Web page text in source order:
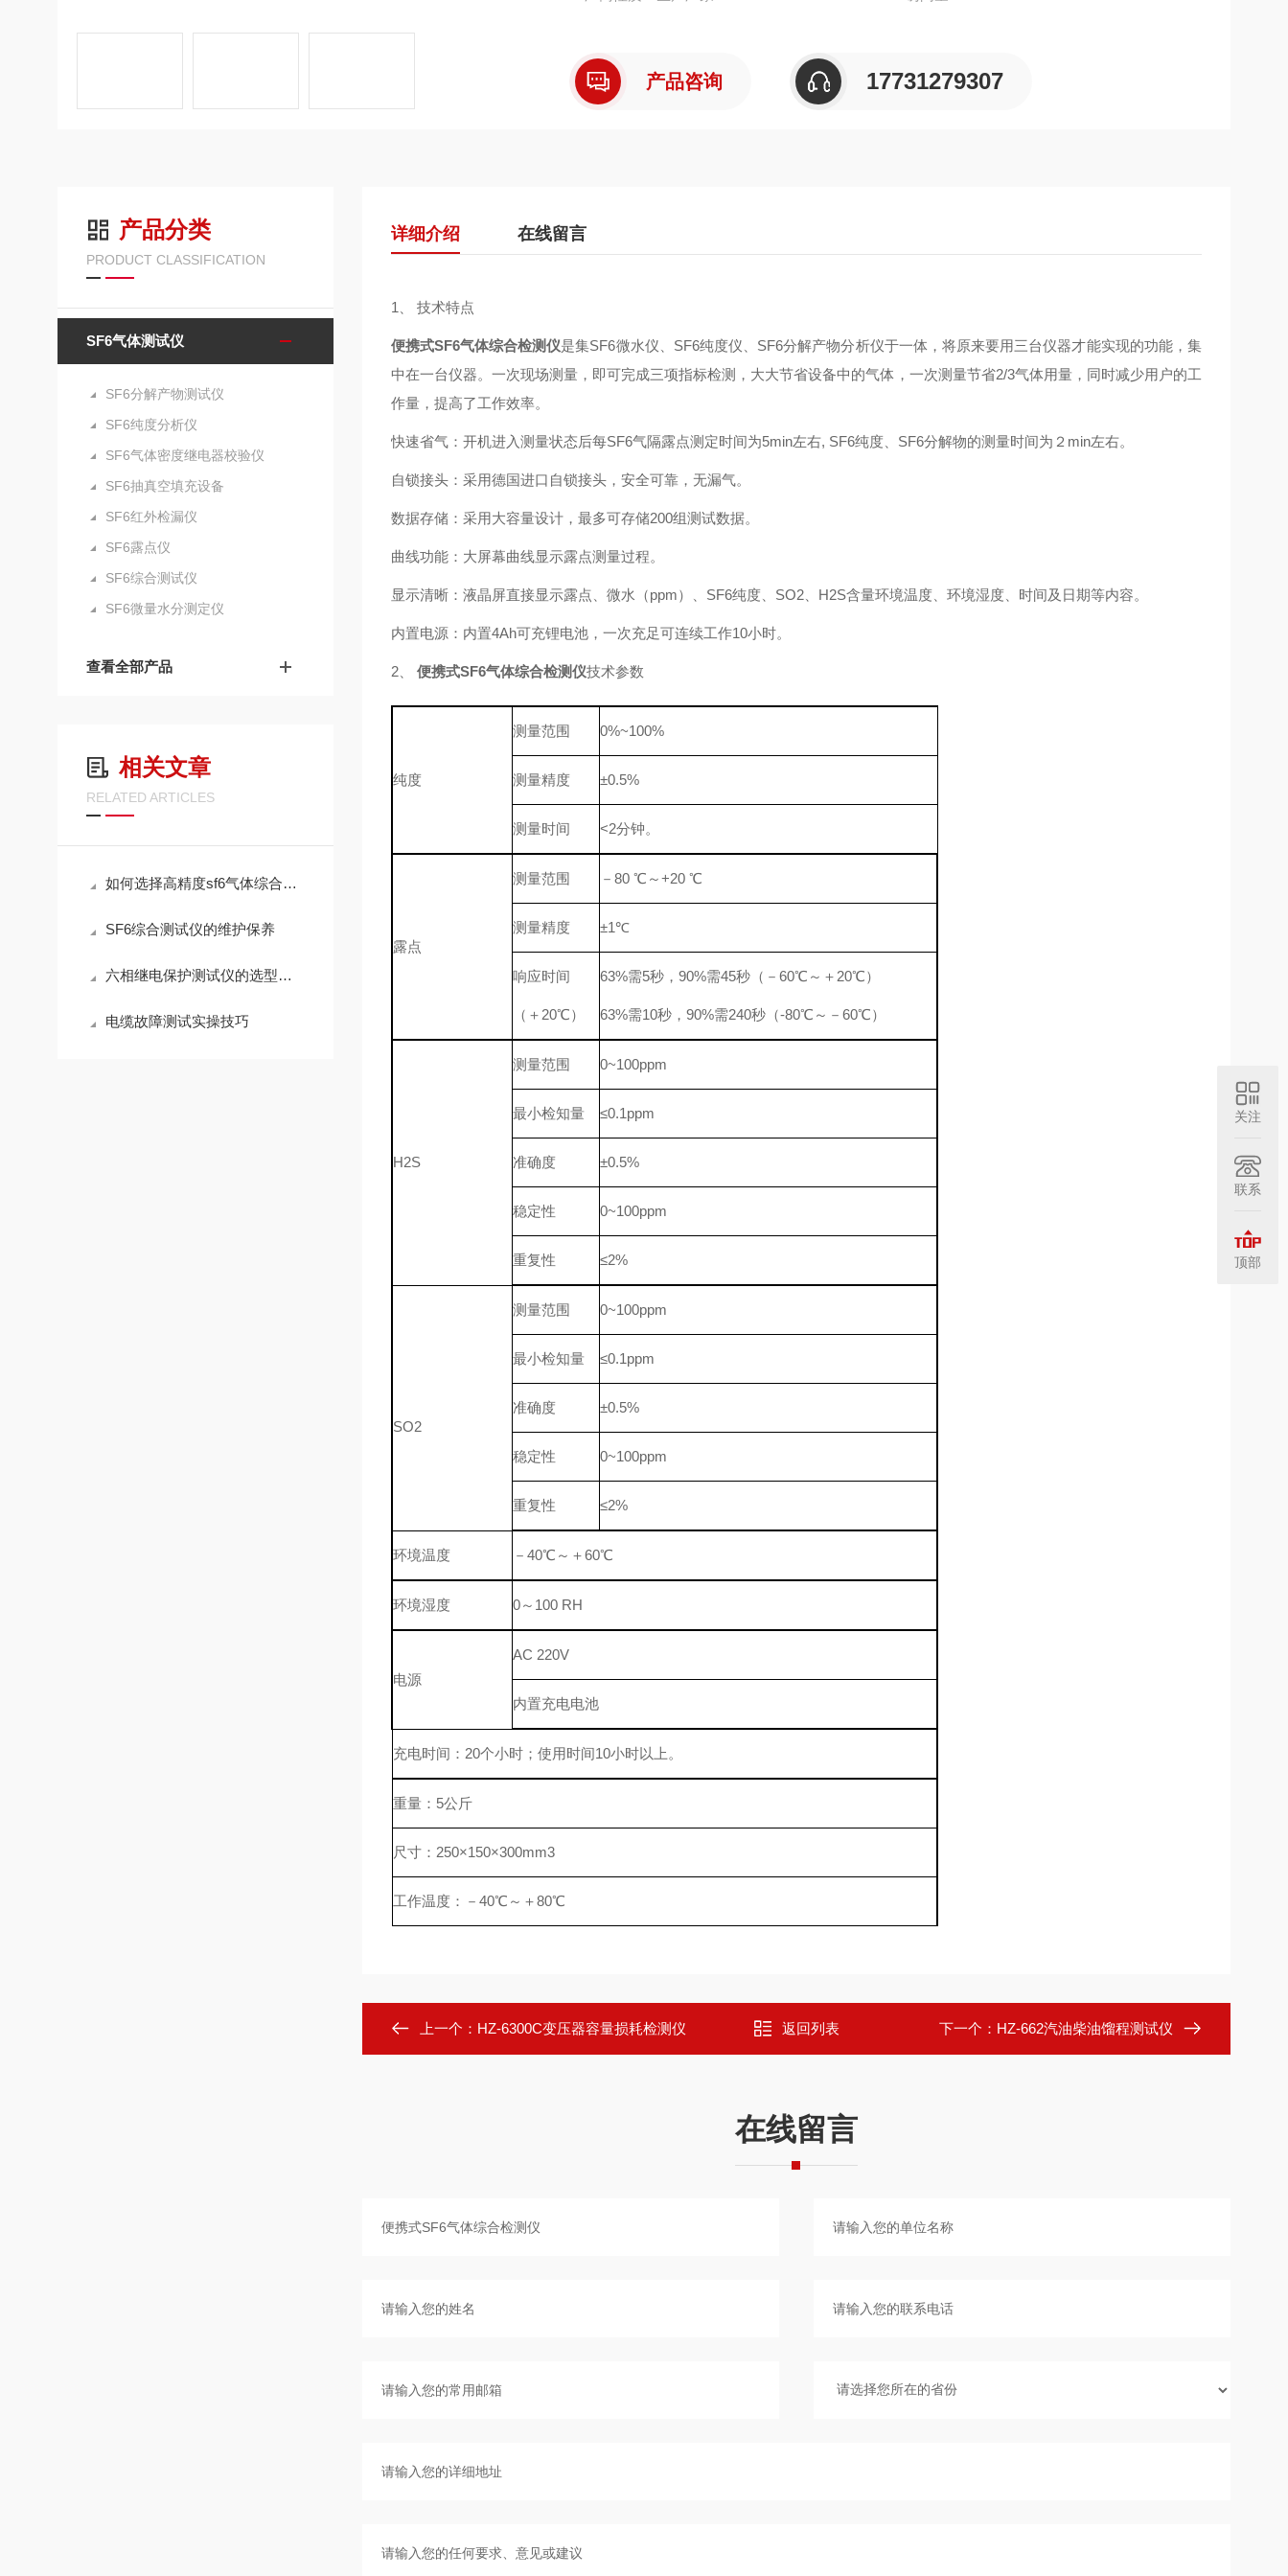
产品咨询 17731279307
产品分类
PRODUCT CLASSIFICATION
SF6气体测试仪
SF6分解产物测试仪
SF6纯度分析仪
SF6气体密度继电器校验仪
SF6抽真空填充设备
SF6红外检漏仪
SF6露点仪
SF6综合测试仪
SF6微量水分测定仪
查看全部产品
相关文章
RELATED ARTICLES
如何选择高精度sf6气体综合测试仪？关键传感器与校准技术分析
SF6综合测试仪的维护保养
六相继电保护测试仪的选型指南
电缆故障测试实操技巧
详细介绍 在线留言
1、 技术特点
便携式SF6气体综合检测仪是集SF6微水仪、SF6纯度仪、SF6分解产物分析仪于一体，将原来要用三台仪器才能实现的功能，集
中在一台仪器。一次现场测量，即可完成三项指标检测，大大节省设备中的气体，一次测量节省2/3气体用量，同时减少用户的工
作量，提高了工作效率。
快速省气：开机进入测量状态后每SF6气隔露点测定时间为5min左右, SF6纯度、SF6分解物的测量时间为２min左右。
自锁接头：采用德国进口自锁接头，安全可靠，无漏气。
数据存储：采用大容量设计，最多可存储200组测试数据。
曲线功能：大屏幕曲线显示露点测量过程。
显示清晰：液晶屏直接显示露点、微水（ppm）、SF6纯度、SO2、H2S含量环境温度、环境湿度、时间及日期等内容。
内置电源：内置4Ah可充锂电池，一次充足可连续工作10小时。
2、 便携式SF6气体综合检测仪技术参数
纯度
测量范围 0%~100%
测量精度 ±0.5%
测量时间 <2分钟。
露点
测量范围 －80 ℃～+20 ℃
测量精度 ±1℃
响应时间
（＋20℃）
63%需5秒，90%需45秒（－60℃～＋20℃）
63%需10秒，90%需240秒（-80℃～－60℃）
H2S
测量范围 0~100ppm
最小检知量 ≤0.1ppm
准确度 ±0.5%
稳定性 0~100ppm
重复性 ≤2%
SO2
测量范围 0~100ppm
最小检知量 ≤0.1ppm
准确度 ±0.5%
稳定性 0~100ppm
重复性 ≤2%
环境温度 －40℃～＋60℃
环境湿度 0～100 RH
电源
AC 220V
内置充电电池
充电时间：20个小时；使用时间10小时以上。
重量：5公斤
尺寸：250×150×300mm3
工作温度：－40℃～＋80℃
上一个： HZ-6300C变压器容量损耗检测仪 返回列表 下一个： HZ-662汽油柴油馏程测试仪
在线留言
关注
联系
顶部